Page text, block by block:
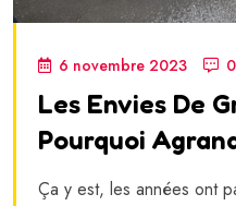
6 novembre 2023
Les Envies De
Pourquoi
Ça y est, les années ont